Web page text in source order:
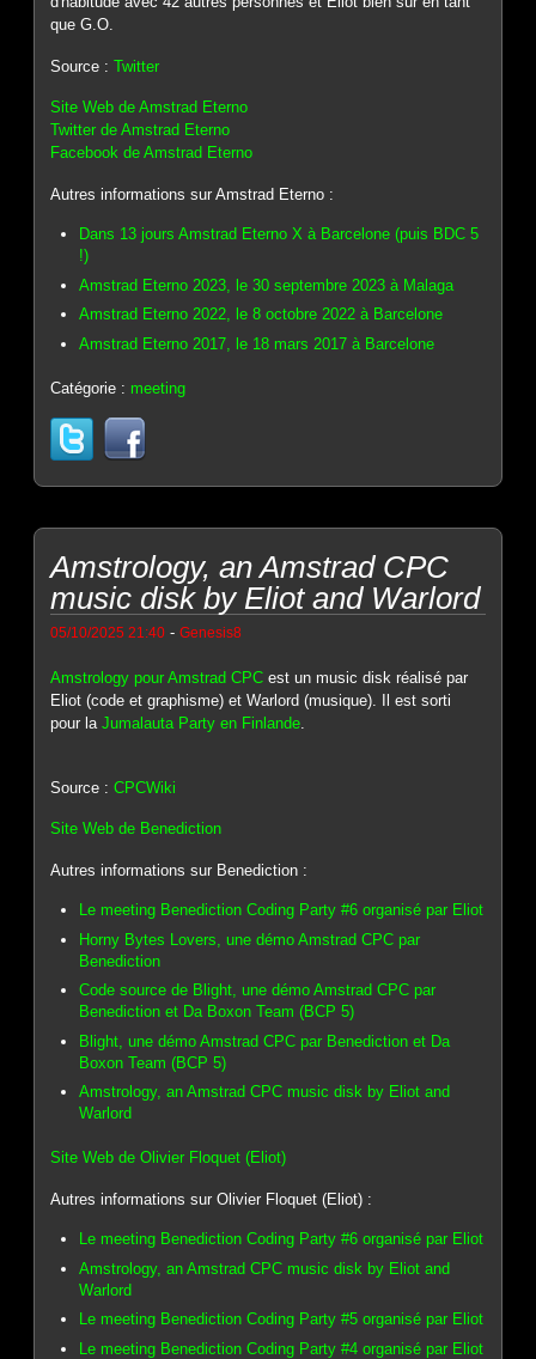
que G.O.
Source :Twitter
Site Web de Amstrad Eterno
Twitter de Amstrad Eterno
Facebook de Amstrad Eterno
Autres informations sur Amstrad Eterno :
Dans 13 jours Amstrad Eterno X à Barcelone (puis BDC 5
!)
Amstrad Eterno 2023, le 30 septembre 2023 à Malaga
Amstrad Eterno 2022, le 8 octobre 2022 à Barcelone
Amstrad Eterno 2017, le 18 mars 2017 à Barcelone
Catégorie : meeting
Amstrology, an Amstrad CPC
music disk by Eliot and Warlord
05/10/2025 21:40 -Genesis8
Amstrology pour Amstrad CPC est un music disk réalisé par
Eliot (code et graphisme) et Warlord (musique). Il est sorti
pour laJumalauta Party en Finlande
Source :CPCWiki
Site Web de Benediction
Autres informations sur Benediction :
Le meeting Benediction Coding Party #6 organisé par Eliot
Horny Bytes Lovers, une démo Amstrad CPC par
Benediction
Code source de Blight, une démo Amstrad CPC par
Benediction et Da Boxon Team (BCP 5)
Blight, une démo Amstrad CPC par Benediction et Da
Boxon Team (BCP 5)
Amstrology, an Amstrad CPC music disk by Eliot and
Warlord
Site Web de Olivier Floquet (Eliot)
Autres informations sur Olivier Floquet (Eliot) :
Le meeting Benediction Coding Party #6 organisé par Eliot
Amstrology, an Amstrad CPC music disk by Eliot and
Warlord
Le meeting Benediction Coding Party #5 organisé par Eliot
Le meeting Benediction Coding Party #4 organisé par Eliot